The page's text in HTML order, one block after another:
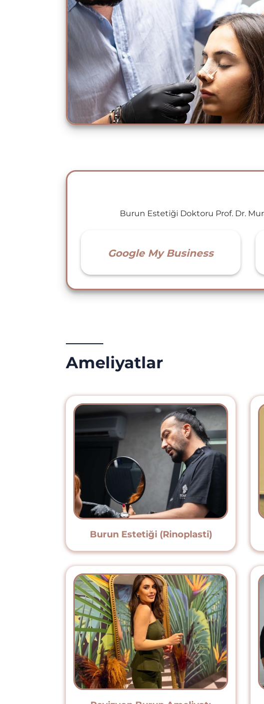
Burun Estetiği Doktoru Prof. Dr.
Google My Business
Ameliyatlar
Burun Estetiği (Rinoplasti)